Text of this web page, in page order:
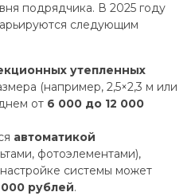
подрядчика. В 2025 году
следующим
утепленных
(например, 2,5×2,3 м или
от 6 000 до 12 000
автоматикой
фотоэлементами),
системы может
000 рублей.